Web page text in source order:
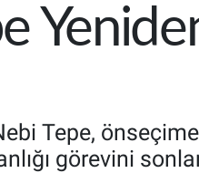
BİST100
13.887
%64
BITCOIN
Tepe,
görevini